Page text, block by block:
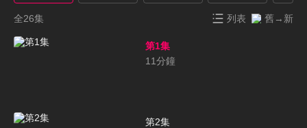
全26集 列表 舊→新
第1集
11分鐘
第2集